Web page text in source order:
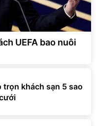
UEFA bao nuôi
trọn khách sạn 5 sao